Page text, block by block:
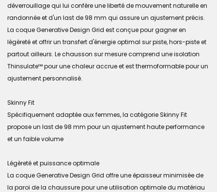
déverrouillage qui lui confère une liberté de mouvement naturelle en
randonnée et d'un last de 98 mm qui assure un ajustement précis.
La coque Generative Design Grid est conçue pour gagner en
légèreté et offrir un transfert d'énergie optimal sur piste, hors-piste et
partout ailleurs. Le chausson sur mesure comprend une isolation
Thinsulate™ pour une chaleur accrue et est thermoformable pour un
ajustement personnalisé.
Skinny Fit
Spécifiquement adaptée aux femmes, la catégorie Skinny Fit
propose un last de 98 mm pour un ajustement haute performance
et un faible volume
Légèreté et puissance optimale
La coque Generative Design Grid offre une épaisseur minimisée de
la paroi de la chaussure pour une utilisation optimale du matériau